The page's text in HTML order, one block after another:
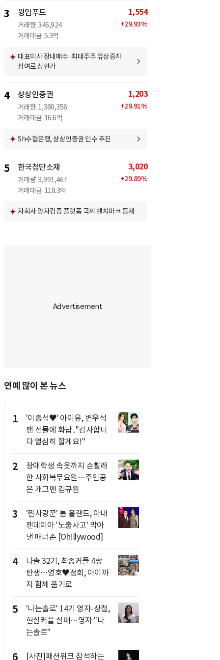
3 윙입푸드
거래량 346,924
거래대금 5.3억
1,554
+29.93%
대표이사 장내매수·최대주주 유상증자
참여로 상한가
4 상상인증권
거래량 1,380,356
거래대금 16.6억
1,203
+29.91%
Sh수협은행, 상상인증권 인수 추진
5 한국첨단소재
거래량 3,991,467
거래대금 118.3억
3,020
+29.89%
자회사 양자검증 플랫폼 국제 벤치마크 등재
연예 많이 본 뉴스
1
'이종석♥' 아이유, 변우석
팬 선물에 화답.."감사합니
다 열심히 할게요!"
2
장애학생 속옷까지 손빨래
한 사회복무요원…주인공
은 개그맨 김규원
3
'찐사랑꾼' 톰 홀랜드, 아내
젠데이아 '노출사고' 막아
낸 매너손 [Oh!llywood]
4
나솔 32기, 최종커플 4쌍
탄생…영호♥정희, 아이까
지 함께 품기로
5
'나는솔로' 14기 영자-상철,
현실커플 실패…영자 "나
는솔로"
6 [사진]패션위크 참석하는